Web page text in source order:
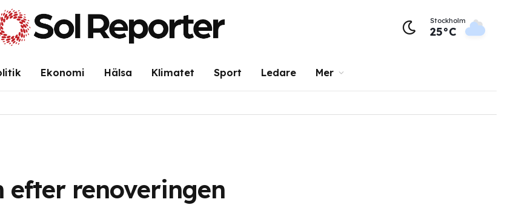
Stockholm
25°C
Ekonomi Hälsa Klimatet Sport Ledare Mer
renoveringen